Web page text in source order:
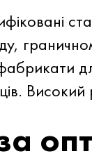
Високий